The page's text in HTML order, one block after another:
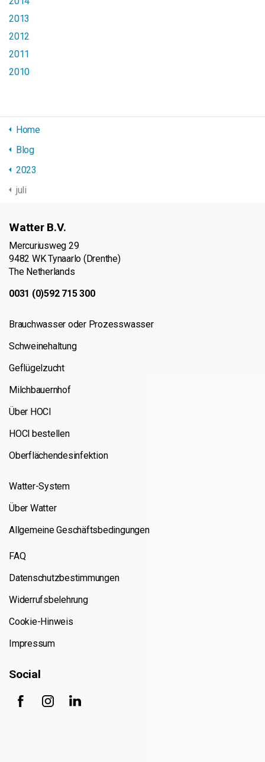
2013
2012
2011
2010
Home
Blog
2023
juli
Watter B.V.
Mercuriusweg 29
9482 WK Tynaarlo (Drenthe)
The Netherlands
0031 (0)592 715 300
Brauchwasser oder Prozesswasser
Schweinehaltung
Geflügelzucht
Milchbauernhof
Über HOCl
HOCl bestellen
Oberflächendesinfektion
Watter-System
Über Watter
Allgemeine Geschäftsbedingungen
FAQ
Datenschutzbestimmungen
Widerrufsbelehrung
Cookie-Hinweis
Impressum
Social